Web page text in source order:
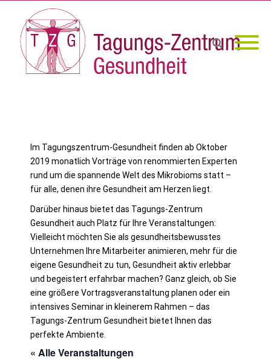
Im Tagungszentrum-Gesundheit finden ab Oktober
2019 monatlich Vorträge von renommierten Experten
rund um die spannende Welt des Mikrobioms statt –
für alle, denen ihre Gesundheit am Herzen liegt.
Darüber hinaus bietet das Tagungs-Zentrum
Gesundheit auch Platz für Ihre Veranstaltungen:
Vielleicht möchten Sie als gesundheitsbewusstes
Unternehmen Ihre Mitarbeiter animieren, mehr für die
eigene Gesundheit zu tun, Gesundheit aktiv erlebbar
und begeistert erfahrbar machen? Ganz gleich, ob Sie
eine größere Vortragsveranstaltung planen oder ein
intensives Seminar in kleinerem Rahmen – das
Tagungs-Zentrum Gesundheit bietet Ihnen das
perfekte Ambiente.
« Alle Veranstaltungen